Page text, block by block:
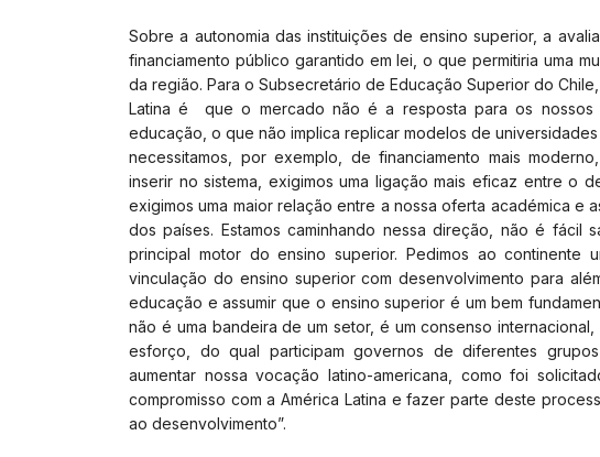
Sobre a autonomia das instituições de ensino superior, a
financiamento público garantido em lei, o que permitiria uma
da região. Para o Subsecretário de Educação Superior do
Latina é que o mercado não é a resposta para os nossos
educação, o que não implica replicar modelos de
necessitamos, por exemplo, de financiamento mais
inserir no sistema, exigimos uma ligação mais eficaz entre o
exigimos uma maior relação entre a nossa oferta académica e
dos países. Estamos caminhando nessa direção, não é
principal motor do ensino superior. Pedimos ao
vinculação do ensino superior com desenvolvimento para
educação e assumir que o ensino superior é um bem
não é uma bandeira de um setor, é um consenso
esforço, do qual participam governos de diferentes
aumentar nossa vocação latino-americana, como foi
compromisso com a América Latina e fazer parte deste
ao desenvolvimento”.